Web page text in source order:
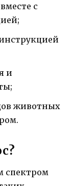
с
и
животных
спектром